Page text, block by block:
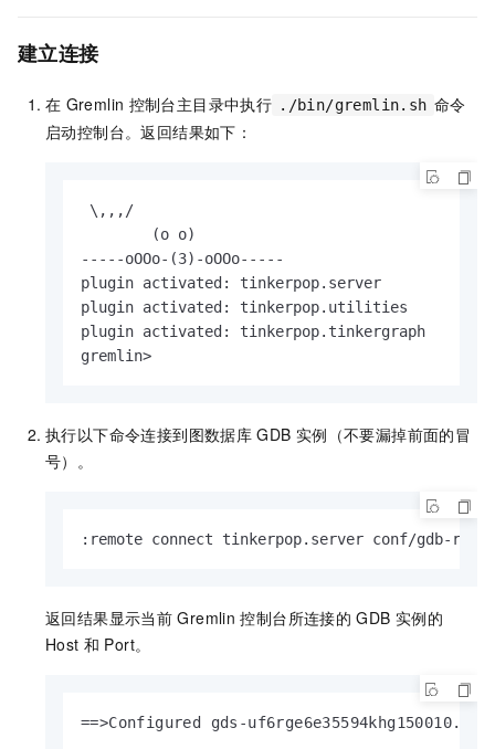
建立连接
在 Gremlin 控制台主目录中执行 ./bin/gremlin.sh 命令
启动控制台。返回结果如下：
\,,,/
        (o o)
-----oOOo-(3)-oOOo-----
plugin activated: tinkerpop.server
plugin activated: tinkerpop.utilities
plugin activated: tinkerpop.tinkergraph
gremlin>
执行以下命令连接到图数据库 GDB 实例（不要漏掉前面的冒
号）。
:remote connect tinkerpop.server conf/gdb-
返回结果显示当前 Gremlin 控制台所连接的 GDB 实例的
Host 和 Port。
==>Configured gds-